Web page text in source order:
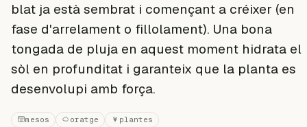
blat ja està sembrat i començant a créixer (en
fase d'arrelament o fillolament). Una bona
tongada de pluja en aquest moment hidrata el
sòl en profunditat i garanteix que la planta es
desenvolupi amb força.
mesos oratge plantes